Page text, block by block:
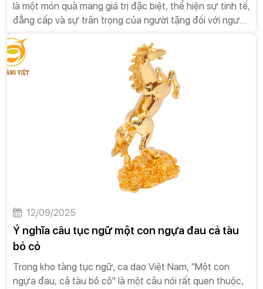
là một món quà mang giá trị đặc biệt, thể hiện sự tinh tế,
đẳng cấp và sự trân trọng của người tặng đối với người
thành một phần không thể thiếu trong các mối quan hệ,
từ công việc đến đời sống cá nhân. Quà tặng không chỉ
là một hành động tri ân, mà còn là một phương thức
giao tiếp tinh tế, một công cụ để xây dựng và củng cố
các mối quan hệ. Trong số đó, quà tặng cao cấp đóng
một vai trò đặc biệt quan trọng. Nó không chỉ đơn thuần
là một món quà đắt tiền, mà còn là biểu tượng của sự
trân trọng, đẳng cấp và sự chu đáo. Một món quà cao
cấp, được lựa chọn kỹ lưỡng và trao đi đúng cách, có
thể mang lại những giá trị vượt xa mong đợi, tạo nên ấn
tượng sâu sắc và bền vững trong tâm trí người nhận.
12/09/2025
Ý nghĩa câu tục ngữ một con ngựa đau cả tàu
bỏ cỏ
Trong kho tàng tục ngữ, ca dao Việt Nam, "Một con
ngựa đau, cả tàu bỏ cỏ" là một câu nói rất quen thuộc,